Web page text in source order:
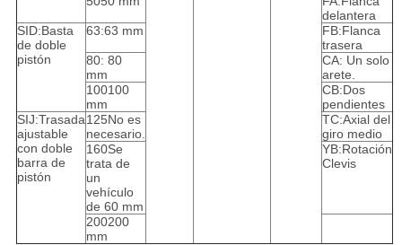
delantera
SID:Basta
de doble
pistón
63:63 mm
FB:Flanca
trasera
80: 80
mm
CA: Un solo
arete.
100100
mm
CB:Dos
pendientes
SIJ:Trasada
ajustable
con doble
barra de
pistón
125No es
necesario.
TC:Axial del
giro medio
160Se
trata de
un
vehículo
de 60 mm
YB:Rotación
Clevis
200200
mm